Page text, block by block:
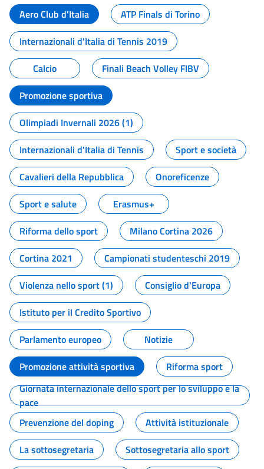
Aero Club d'Italia
ATP Finals di Torino
Internazionali d'Italia di Tennis 2019
Calcio
Finali Beach Volley FIBV
Promozione sportiva
Olimpiadi Invernali 2026 (1)
Internazionali d'Italia di Tennis
Sport e società
Cavalieri della Repubblica
Onoreficenze
Sport e salute
Erasmus+
Riforma dello sport
Milano Cortina 2026
Cortina 2021
Campionati studenteschi 2019
Violenza nello sport (1)
Consiglio d'Europa
Istituto per il Credito Sportivo
Parlamento europeo
Notizie
Promozione attività sportiva
Riforma sport
Giornata internazionale dello sport per lo sviluppo e la
pace
Prevenzione del doping
Attività istituzionale
La sottosegretaria
Sottosegretaria allo sport